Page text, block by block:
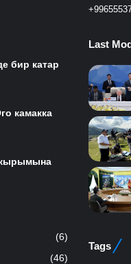
бир катар
камакка
(6)
(46)
Last
Tags